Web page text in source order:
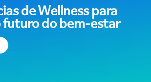
de Wellness para
do bem-estar